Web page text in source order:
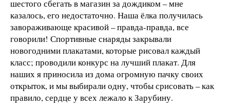
шестого сбегать в магазин за дождиком – мне
казалось, его недостаточно. Наша ёлка получилась
завораживающе красивой – правда-правда, все
говорили! Спортивные снаряды закрывали
новогодними плакатами, которые рисовал каждый
класс; проводили конкурс на лучший плакат. Для
наших я приносила из дома огромную пачку своих
открыток, и мы выбирали одну, чтобы срисовать – как
правило, сердце у всех лежало к Зарубину.